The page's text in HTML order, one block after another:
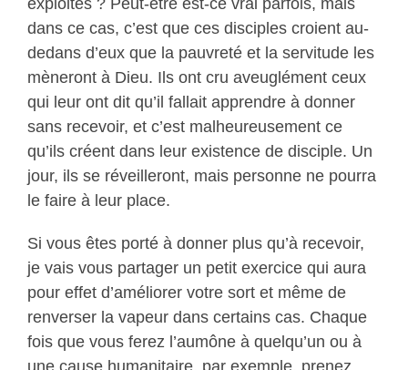
exploités ? Peut-être est-ce vrai parfois, mais
dans ce cas, c’est que ces disciples croient au-
dedans d’eux que la pauvreté et la servitude les
mèneront à Dieu. Ils ont cru aveuglément ceux
qui leur ont dit qu’il fallait apprendre à donner
sans recevoir, et c’est malheureusement ce
qu’ils créent dans leur existence de disciple. Un
jour, ils se réveilleront, mais personne ne pourra
le faire à leur place.
Si vous êtes porté à donner plus qu’à recevoir,
je vais vous partager un petit exercice qui aura
pour effet d’améliorer votre sort et même de
renverser la vapeur dans certains cas. Chaque
fois que vous ferez l’aumône à quelqu’un ou à